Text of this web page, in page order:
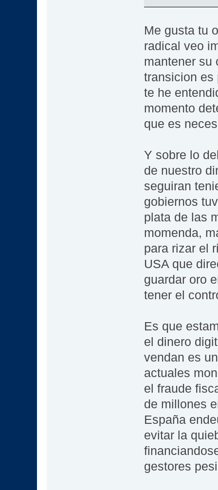
Me gusta tu
radical veo
mantener su
transicion es
te he
momento
que es
Y sobre lo
de nuestro
seguiran
gobiernos
plata de las
momenda,
para rizar el
USA que
guardar oro
tener el
Es que
el dinero
vendan es
actuales
el fraude
de millones
España
evitar la
gestores